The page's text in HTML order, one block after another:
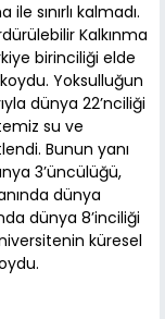
sınırlı kalmadı.
Kalkınma
birinciliği elde
Yoksulluğun
dünya 22’nciliği
su ve
Bunun yanı
3’üncülüğü,
dünya
dünya 8’inciliği
küresel